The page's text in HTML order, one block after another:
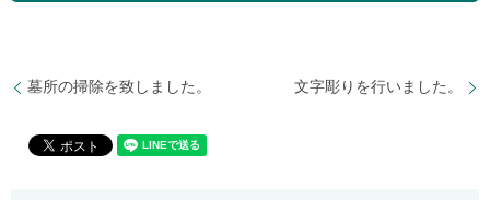
墓所の掃除を致しました。 文字彫りを行いました。